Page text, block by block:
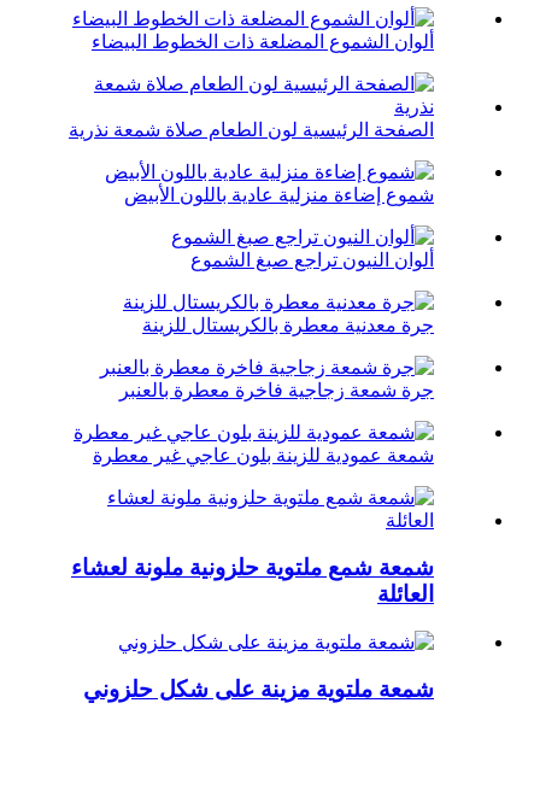
ألوان الشموع المضلعة ذات الخطوط البيضاء
الصفحة الرئيسية لون الطعام صلاة شمعة نذرية
شموع إضاءة منزلية عادية باللون الأبيض
ألوان النيون تراجع صبغ الشموع
جرة معدنية معطرة بالكريستال للزينة
جرة شمعة زجاجية فاخرة معطرة بالعنبر
شمعة عمودية للزينة بلون عاجي غير معطرة
شمعة شمع ملتوية حلزونية ملونة لعشاء
العائلة
شمعة ملتوية مزينة على شكل حلزوني